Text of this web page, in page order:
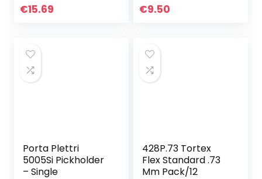
€15.69
verschillende
€9.50
Porta Plettri
5005Si Pickholder
– Single
428P.73 Tortex
Flex Standard .73
Mm Pack/12